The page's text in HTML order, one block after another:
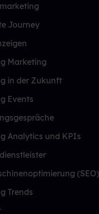
Journey
Marketing
in der Zukunft
Events
Analytics und KPIs
(SEO)
Trends